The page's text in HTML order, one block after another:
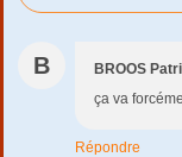
B BROOS
ça va
Répondre